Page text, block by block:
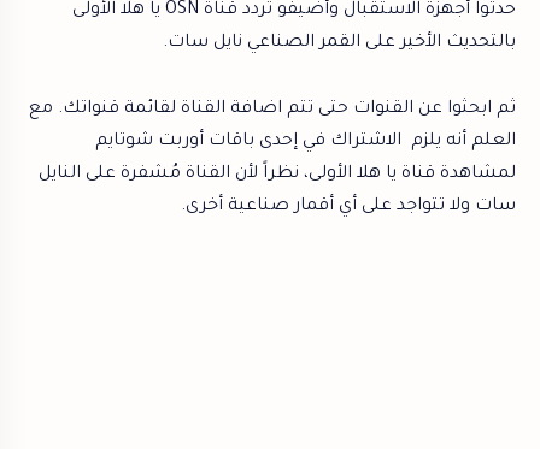
حدثوا أجهزة الاستقبال وأضيفو تردد قناة OSN يا هلا الأولى
بالتحديث الأخير على القمر الصناعي نايل سات.
ثم ابحثوا عن القنوات حتى تتم اضافة القناة لقائمة قنواتك. مع
العلم أنه يلزم الاشتراك في إحدى باقات أوربت شوتايم
لمشاهدة قناة يا هلا الأولى، نظراً لأن القناة مُشفرة على النايل
سات ولا تتواجد على أي أقمار صناعية أخرى.